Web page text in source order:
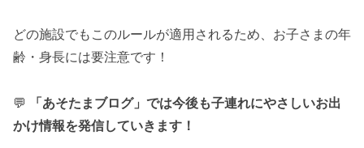
どの施設でもこのルールが適用されるため、お子さまの年
齢・身長には要注意です！
💬
「あそたまブログ」では今後も子連れにやさしいお出
かけ情報を発信していきます！